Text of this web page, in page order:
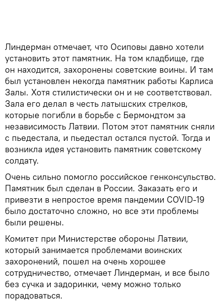
Линдерман отмечает, что Осиповы давно хотели
установить этот памятник. На том кладбище, где
он находится, захоронены советские воины. И там
был установлен некогда памятник работы Карлиса
Залы. Хотя стилистически он и не соответствовал.
Зала его делал в честь латышских стрелков,
которые погибли в борьбе с Бермондтом за
независимость Латвии. Потом этот памятник сняли
с пьедестала, и пьедестал остался пустой. Тогда и
возникла идея установить памятник советскому
солдату.
Очень сильно помогло российское генконсульство.
Памятник был сделан в России. Заказать его и
привезти в непростое время пандемии COVID-19
было достаточно сложно, но все эти проблемы
были решены.
Комитет при Министерстве обороны Латвии,
который занимается проблемами воинских
захоронений, пошел на очень хорошее
сотрудничество, отмечает Линдерман, и все было
без сучка и задоринки, чему можно только
порадоваться.